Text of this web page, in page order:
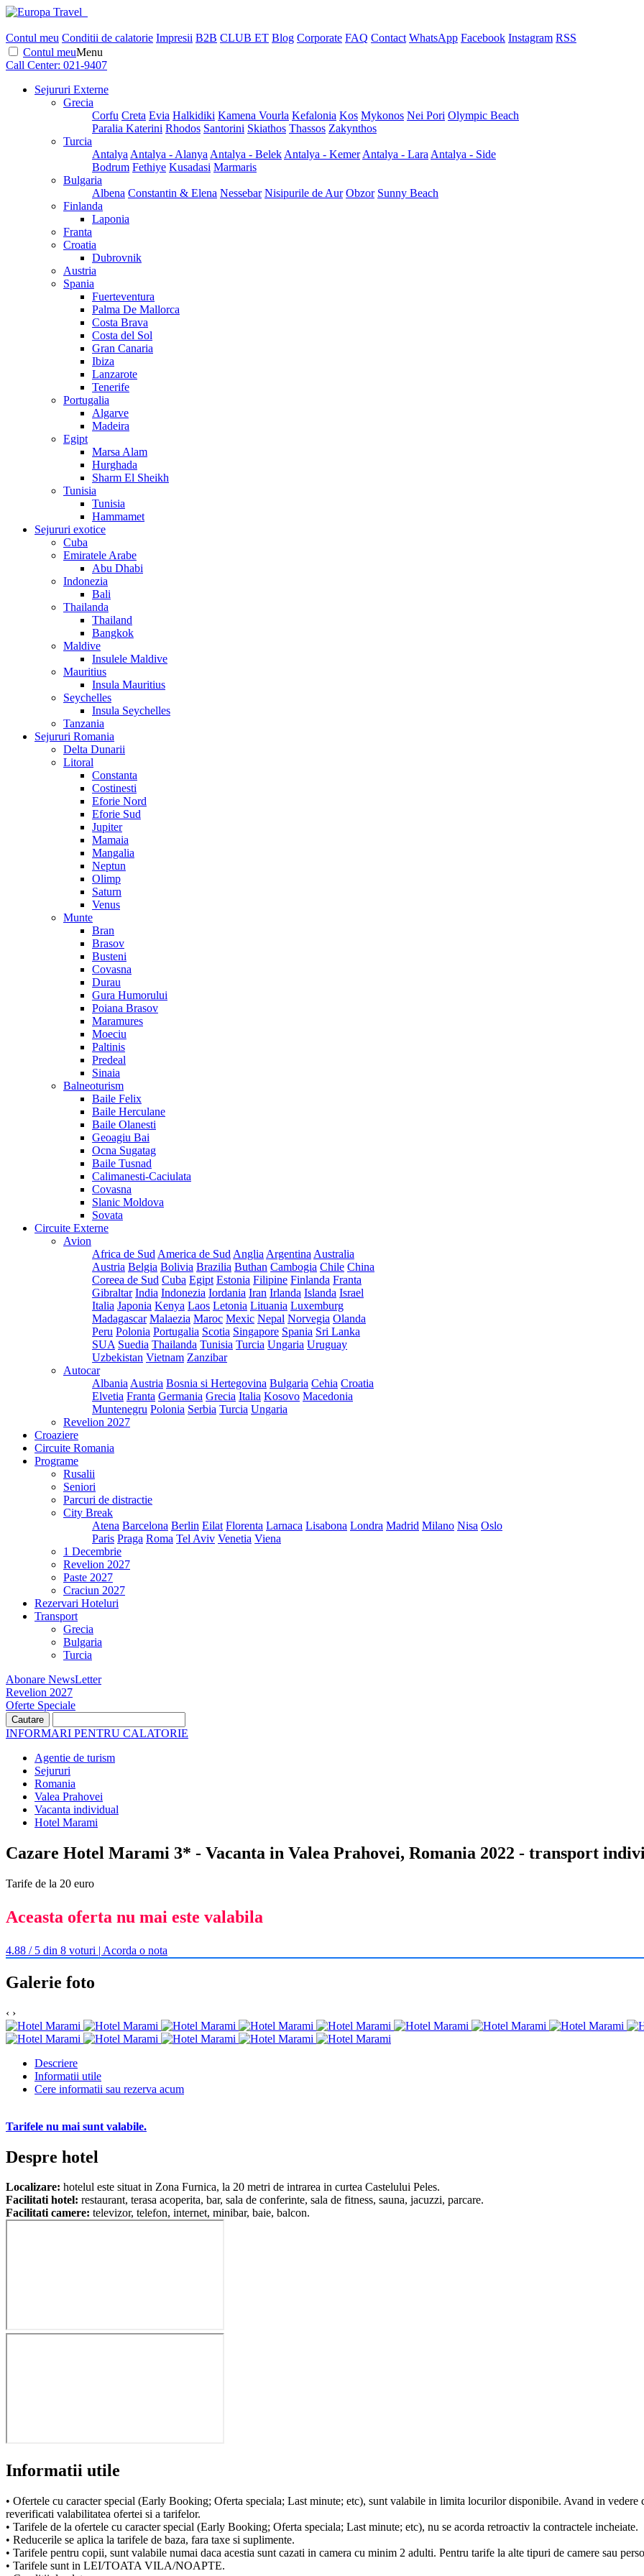
Contul meu Conditii de calatorie Impresii B2B CLUB ET Blog Corporate FAQ Contact WhatsApp Facebook Instagram RSS
Contul meuMenu
Call Center: 021-9407
Sejururi Externe
Grecia
Corfu Creta Evia Halkidiki Kamena Vourla Kefalonia Kos Mykonos Nei Pori Olympic Beach
Paralia Katerini Rhodos Santorini Skiathos Thassos Zakynthos
Turcia
Antalya Antalya - Alanya Antalya - Belek Antalya - Kemer Antalya - Lara Antalya - Side
Bodrum Fethiye Kusadasi Marmaris
Bulgaria
Albena Constantin & Elena Nessebar Nisipurile de Aur Obzor Sunny Beach
Finlanda
Laponia
Franta
Croatia
Dubrovnik
Austria
Spania
Fuerteventura
Palma De Mallorca
Costa Brava
Costa del Sol
Gran Canaria
Ibiza
Lanzarote
Tenerife
Portugalia
Algarve
Madeira
Egipt
Marsa Alam
Hurghada
Sharm El Sheikh
Tunisia
Tunisia
Hammamet
Sejururi exotice
Cuba
Emiratele Arabe
Abu Dhabi
Indonezia
Bali
Thailanda
Thailand
Bangkok
Maldive
Insulele Maldive
Mauritius
Insula Mauritius
Seychelles
Insula Seychelles
Tanzania
Sejururi Romania
Delta Dunarii
Litoral
Constanta
Costinesti
Eforie Nord
Eforie Sud
Jupiter
Mamaia
Mangalia
Neptun
Olimp
Saturn
Venus
Munte
Bran
Brasov
Busteni
Covasna
Durau
Gura Humorului
Poiana Brasov
Maramures
Moeciu
Paltinis
Predeal
Sinaia
Balneoturism
Baile Felix
Baile Herculane
Baile Olanesti
Geoagiu Bai
Ocna Sugatag
Baile Tusnad
Calimanesti-Caciulata
Covasna
Slanic Moldova
Sovata
Circuite Externe
Avion
Africa de Sud America de Sud Anglia Argentina Australia
Austria Belgia Bolivia Brazilia Buthan Cambogia Chile China
Coreea de Sud Cuba Egipt Estonia Filipine Finlanda Franta
Gibraltar India Indonezia Iordania Iran Irlanda Islanda Israel
Italia Japonia Kenya Laos Letonia Lituania Luxemburg
Madagascar Malaezia Maroc Mexic Nepal Norvegia Olanda
Peru Polonia Portugalia Scotia Singapore Spania Sri Lanka
SUA Suedia Thailanda Tunisia Turcia Ungaria Uruguay
Uzbekistan Vietnam Zanzibar
Autocar
Albania Austria Bosnia si Hertegovina Bulgaria Cehia Croatia
Elvetia Franta Germania Grecia Italia Kosovo Macedonia
Muntenegru Polonia Serbia Turcia Ungaria
Revelion 2027
Croaziere
Circuite Romania
Programe
Rusalii
Seniori
Parcuri de distractie
City Break
Atena Barcelona Berlin Eilat Florenta Larnaca Lisabona Londra Madrid Milano Nisa Oslo
Paris Praga Roma Tel Aviv Venetia Viena
1 Decembrie
Revelion 2027
Paste 2027
Craciun 2027
Rezervari Hoteluri
Transport
Grecia
Bulgaria
Turcia
Abonare NewsLetter
Revelion 2027
Oferte Speciale
INFORMARI PENTRU CALATORIE
Agentie de turism
Sejururi
Romania
Valea Prahovei
Vacanta individual
Hotel Marami
Cazare Hotel Marami 3* - Vacanta in Valea Prahovei, Romania 2022 - transport
Tarife de la 20 euro
Aceasta oferta nu mai este valabila
4.88 / 5 din 8 voturi | Acorda o nota
Galerie foto
‹ ›
Descriere
Informatii utile
Cere informatii sau rezerva acum
Tarifele nu mai sunt valabile.
Despre hotel
Localizare: hotelul este situat in Zona Furnica, la 20 metri de intrarea in curtea Castelului Peles.
Facilitati hotel: restaurant, terasa acoperita, bar, sala de conferinte, sala de fitness, sauna, jacuzzi, parcare.
Facilitati camere: televizor, telefon, internet, minibar, baie, balcon.
Informatii utile
• Ofertele cu caracter special (Early Booking; Oferta speciala; Last minute; etc), sunt valabile in limita locurilor disponibile. Avand in
reverificati valabilitatea ofertei si a tarifelor.
• Tarifele de la ofertele cu caracter special (Early Booking; Oferta speciala; Last minute; etc), nu se acorda retroactiv la contractele incheiate.
• Reducerile se aplica la tarifele de baza, fara taxe si suplimente.
• Tarifele pentru copii, sunt valabile numai daca acestia sunt cazati in camera cu minim 2 adulti. Pentru tarife la alte tipuri de camere sau
• Tarifele sunt in LEI/TOATA VILA/NOAPTE.